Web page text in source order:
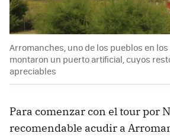
Arromanches, uno de los pueblos en
montaron un puerto artificial, cuyos
apreciables
Para comenzar con el tour por
recomendable acudir a